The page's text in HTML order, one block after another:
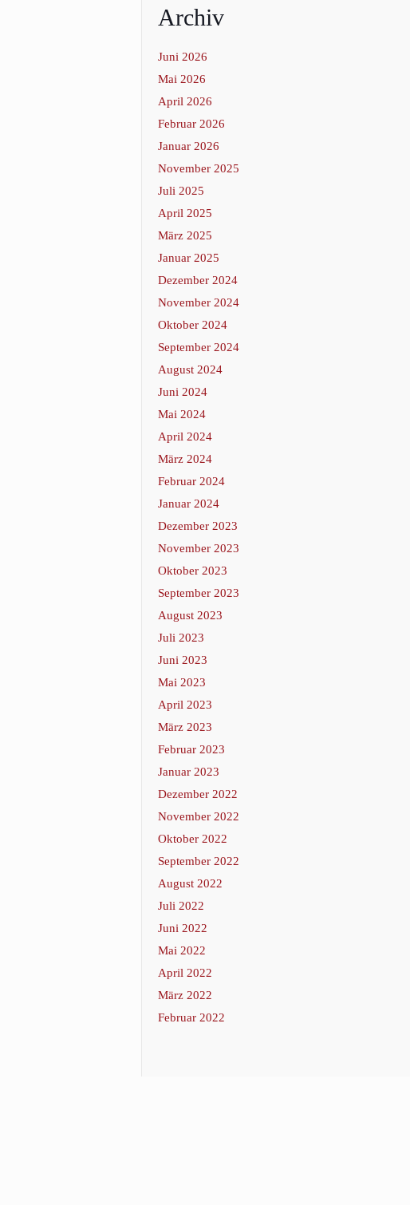
Archiv
Juni 2026
Mai 2026
April 2026
Februar 2026
Januar 2026
November 2025
Juli 2025
April 2025
März 2025
Januar 2025
Dezember 2024
November 2024
Oktober 2024
September 2024
August 2024
Juni 2024
Mai 2024
April 2024
März 2024
Februar 2024
Januar 2024
Dezember 2023
November 2023
Oktober 2023
September 2023
August 2023
Juli 2023
Juni 2023
Mai 2023
April 2023
März 2023
Februar 2023
Januar 2023
Dezember 2022
November 2022
Oktober 2022
September 2022
August 2022
Juli 2022
Juni 2022
Mai 2022
April 2022
März 2022
Februar 2022